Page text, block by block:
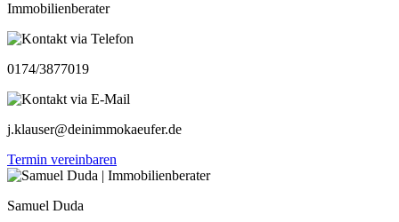
Immobilienberater
0174/3877019
j.klauser@deinimmokaeufer.de
Termin vereinbaren
Samuel Duda